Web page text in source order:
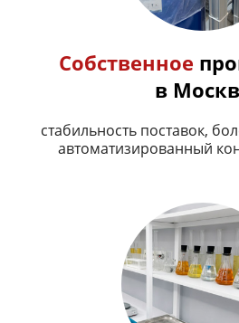
Собственное
в
стабильность поставок,
автоматизированный